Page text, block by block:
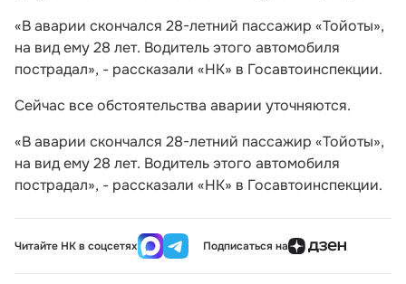
«В аварии скончался 28-летний пассажир «Тойоты»,
на вид ему 28 лет. Водитель этого автомобиля
пострадал», - рассказали «НК» в Госавтоинспекции.
Сейчас все обстоятельства аварии уточняются.
«В аварии скончался 28-летний пассажир «Тойоты»,
на вид ему 28 лет. Водитель этого автомобиля
пострадал», - рассказали «НК» в Госавтоинспекции.
Читайте НК в соцсетях Подписаться на